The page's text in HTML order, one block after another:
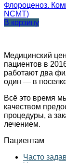
Флороценоз.
NCMT)
В корзину
Медицинский
пациентов в
работают два
один — в
Всё это время
качеством
процедуры, а
лечением.
Пациентам
Часто